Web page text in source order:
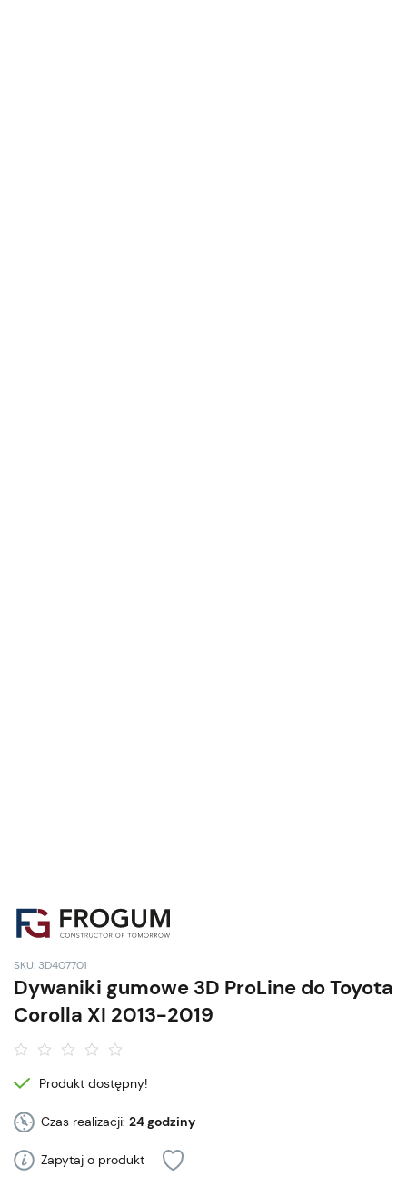
SKU: 3D407701
Dywaniki gumowe 3D ProLine do Toyota
Corolla XI 2013-2019
Produkt dostępny!
Czas realizacji: 24 godziny
Zapytaj o produkt